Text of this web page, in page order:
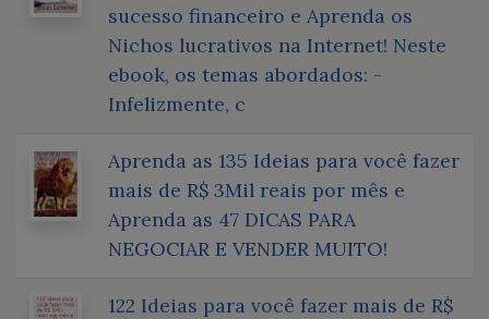
sucesso financeiro e Aprenda os
Nichos lucrativos na Internet! Neste
ebook, os temas abordados: -
Infelizmente, c
Aprenda as 135 Ideias para você fazer
mais de R$ 3Mil reais por mês e
Aprenda as 47 DICAS PARA
NEGOCIAR E VENDER MUITO!
122 Ideias para você fazer mais de R$